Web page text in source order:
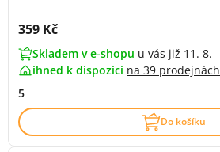
Cena s DPH:
359 Kč
Skladem v e-shopu u vás již 11. 8.
ihned k dispozici na 39 prodejnách
5
Do košíku